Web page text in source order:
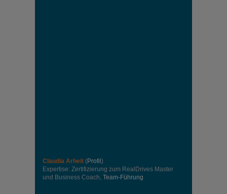
Claudia Arheit (Profil )
Expertise: Zertifizierung zum RealDrives Master
und Business Coach, Team-Führung